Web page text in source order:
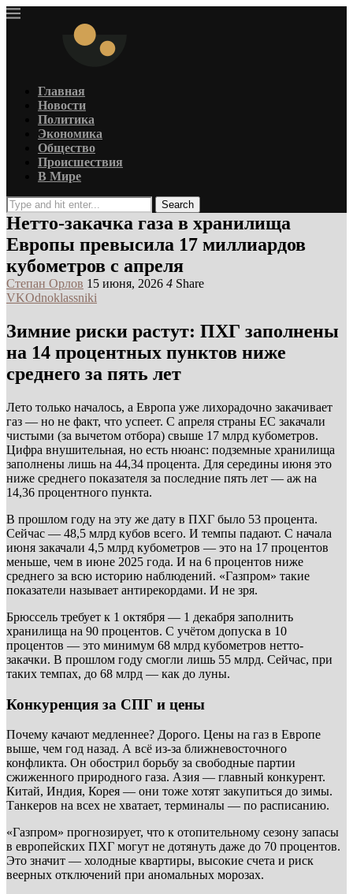
Главная
Новости
Политика
Экономика
Общество
Происшествия
В Мире
Search
Нетто-закачка газа в хранилища
Европы превысила 17 миллиардов
кубометров с апреля
Степан Орлов 15 июня, 2026 4 Share
VKOdnoklassniki
Зимние риски растут: ПХГ заполнены
на 14 процентных пунктов ниже
среднего за пять лет
Лето только началось, а Европа уже лихорадочно закачивает
газ — но не факт, что успеет. С апреля страны ЕС закачали
чистыми (за вычетом отбора) свыше 17 млрд кубометров.
Цифра внушительная, но есть нюанс: подземные хранилища
заполнены лишь на 44,34 процента. Для середины июня это
ниже среднего показателя за последние пять лет — аж на
14,36 процентного пункта.
В прошлом году на эту же дату в ПХГ было 53 процента.
Сейчас — 48,5 млрд кубов всего. И темпы падают. С начала
июня закачали 4,5 млрд кубометров — это на 17 процентов
меньше, чем в июне 2025 года. И на 6 процентов ниже
среднего за всю историю наблюдений. «Газпром» такие
показатели называет антирекордами. И не зря.
Брюссель требует к 1 октября — 1 декабря заполнить
хранилища на 90 процентов. С учётом допуска в 10
процентов — это минимум 68 млрд кубометров нетто-
закачки. В прошлом году смогли лишь 55 млрд. Сейчас, при
таких темпах, до 68 млрд — как до луны.
Конкуренция за СПГ и цены
Почему качают медленнее? Дорого. Цены на газ в Европе
выше, чем год назад. А всё из-за ближневосточного
конфликта. Он обострил борьбу за свободные партии
сжиженного природного газа. Азия — главный конкурент.
Китай, Индия, Корея — они тоже хотят закупиться до зимы.
Танкеров на всех не хватает, терминалы — по расписанию.
«Газпром» прогнозирует, что к отопительному сезону запасы
в европейских ПХГ могут не дотянуть даже до 70 процентов.
Это значит — холодные квартиры, высокие счета и риск
веерных отключений при аномальных морозах.